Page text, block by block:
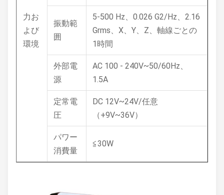
力お
よび
環境
振動範
囲
5-500 Hz、0.026 G2/Hz、2.16
Grms、X、Y、Z、軸線ごとの
1時間
外部電
源
AC 100 - 240V~50/60Hz、
1.5A
定常電
圧
DC 12V~24V/任意
（+9V~36V）
パワー
消費量
≦30W